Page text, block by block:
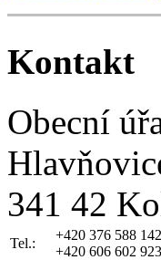
Kontakt
Obecní
341 42
Tel.:
+420 376 588 142
+420 606 602 923